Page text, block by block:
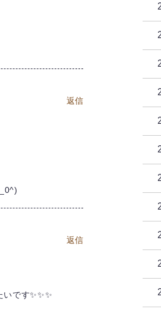
返信
です✨✨✨
返信